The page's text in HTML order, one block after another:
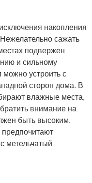
накопления
сажать
подвержен
и сильному
устроить с
сторон дома. В
влажные места,
внимание на
быть высоким.
метельчатый